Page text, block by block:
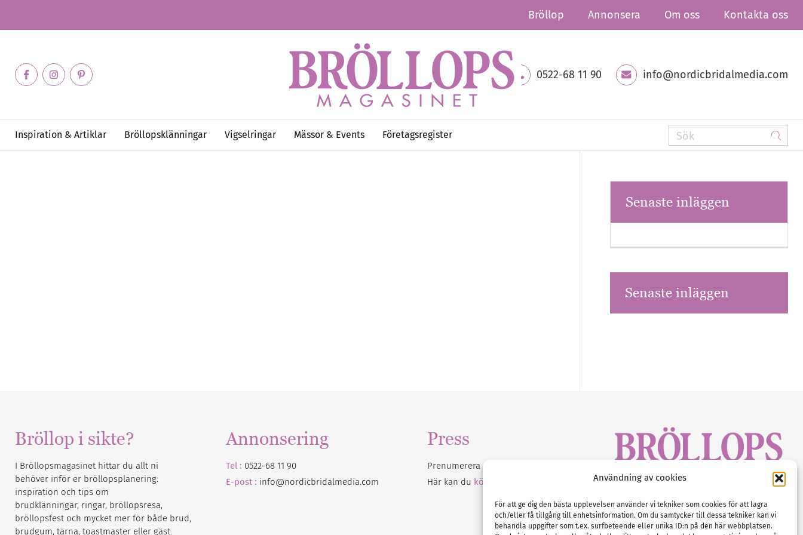
Användning av cookies
För att ge dig den bästa upplevelsen använder vi tekniker som cookies för att lagra
och/eller få tillgång till enhetsinformation. Om du samtycker till dessa tekniker kan vi
behandla uppgifter som t.ex. surfbeteende eller unika ID:n på den här webbplatsen.
Bröllop Annonsera Om oss Kontakta oss
0522-68 11 90 info@nordicbridalmedia.com
Inspiration & Artiklar Bröllopsklänningar Vigselringar Mässor & Events Företagsregister
Senaste inläggen
Senaste inläggen
Bröllop i sikte?
I Bröllopsmagasinet hittar du allt ni
behöver inför er bröllopsplanering:
inspiration och tips om
brudklänningar, ringar, bröllopsresa,
bröllopsfest och mycket mer för både brud,
brudgum, tärna, toastmaster eller gäst.
Annonsering
Tel : 0522-68 11 90
E-post : info@nordicbridalmedia.com
Press
Prenumerera på vårt
Här kan du köpa Bröllopsmagasinet
Tel :0522-68 11 90
E-post:info@nordicbridalmedia.com